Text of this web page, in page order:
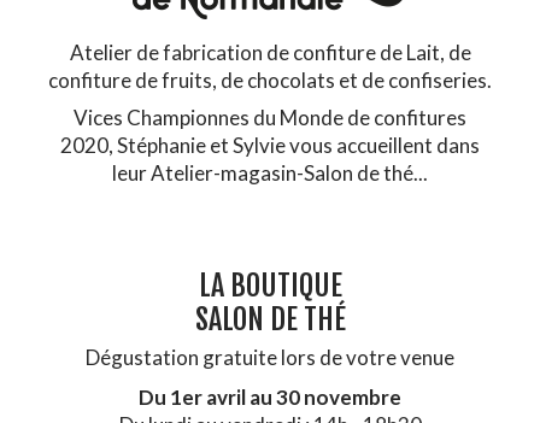
Atelier de fabrication de confiture de Lait, de
confiture de fruits, de chocolats et de confiseries.
Vices Championnes du Monde de confitures
2020, Stéphanie et Sylvie vous accueillent dans
leur Atelier-magasin-Salon de thé...
LA BOUTIQUE
SALON DE THÉ
Dégustation gratuite lors de votre venue
Du 1er avril au 30 novembre